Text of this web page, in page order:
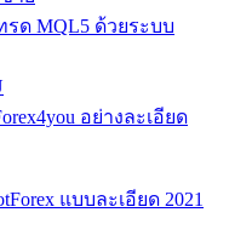
ด MQL5 ด้วยระบบ
อย่างละเอียด
แบบละเอียด 2021